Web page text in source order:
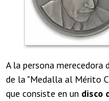
A la persona merecedora
de la "Medalla al Mérito
que consiste en un disco